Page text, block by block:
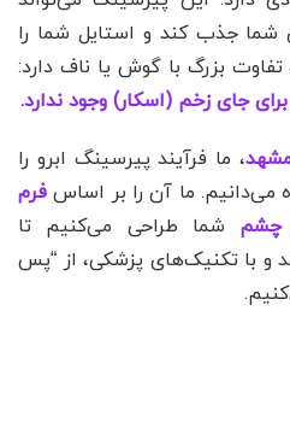
جذب کند و استایل شما را
تفاوت بزرگ با گوش یا ناف دارد:
جای زخم (اسکار) وجود ندارد.
، ما فرآیند پیرسینگ ابرو را
می‌دانیم. ما آن را بر اساس فرم
چشم شما طراحی می‌کنیم تا
و با تکنیک‌های پزشکی، از “پس